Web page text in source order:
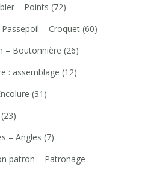
– Points (72)
Passepoil – Croquet (60)
– Boutonnière (26)
: assemblage (12)
(31)
(23)
– Angles (7)
patron – Patronage –